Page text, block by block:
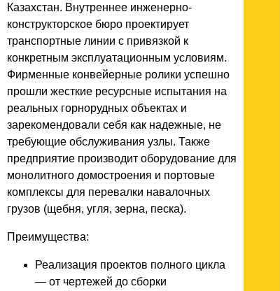
Казахстан. Внутреннее инженерно-
конструкторское бюро проектирует
транспортные линии с привязкой к
конкретным эксплуатационным условиям.
Фирменные конвейерные ролики успешно
прошли жесткие ресурсные испытания на
реальных горнорудных объектах и
зарекомендовали себя как надежные, не
требующие обслуживания узлы. Также
предприятие производит оборудование для
монолитного домостроения и портовые
комплексы для перевалки навалочных
грузов (щебня, угля, зерна, песка).
Преимущества:
Реализация проектов полного цикла
— от чертежей до сборки